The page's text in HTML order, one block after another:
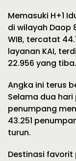
Memasuki H+1
di wilayah Daop
WIB, tercatat
layanan KAI,
22.956 yang tiba.
Angka ini terus
Selama dua
penumpang
43.251
turun.
Destinasi